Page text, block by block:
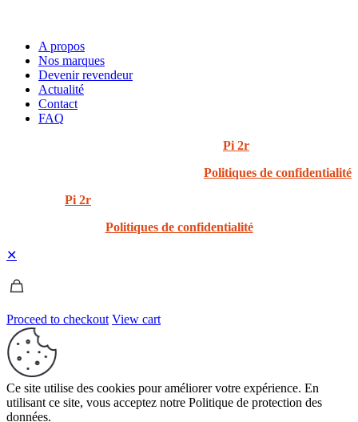
A propos
Nos marques
Devenir revendeur
Actualité
Contact
FAQ
Pi 2r
Politiques de confidentialité
Pi 2r
Politiques de confidentialité
✕
Proceed to checkout View cart
Ce site utilise des cookies pour améliorer votre expérience. En
utilisant ce site, vous acceptez notre Politique de protection des
données.